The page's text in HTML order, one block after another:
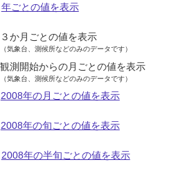
年ごとの値を表示
３か月ごとの値を表示
（気象台、測候所などのみのデータです）
観測開始からの月ごとの値を表示
（気象台、測候所などのみのデータです）
2008年の月ごとの値を表示
2008年の旬ごとの値を表示
2008年の半旬ごとの値を表示